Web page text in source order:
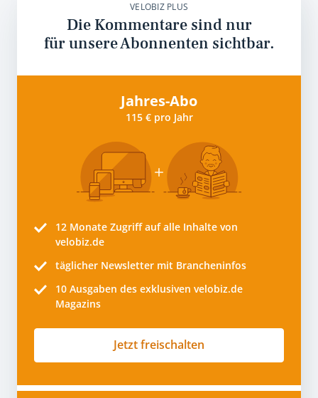
VELOBIZ PLUS
Die Kommentare sind nur
für unsere Abonnenten sichtbar.
Jahres-Abo
115 € pro Jahr
12 Monate Zugriff auf alle Inhalte von
velobiz.de
täglicher Newsletter mit Brancheninfos
10 Ausgaben des exklusiven velobiz.de
Magazins
Jetzt freischalten